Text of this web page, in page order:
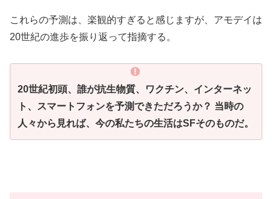
これらの予測は、楽観的すぎると感じますが、アモデイは
20世紀の進歩を振り返って指摘する。
20世紀初頭、誰が抗生物質、ワクチン、インターネッ
ト、スマートフォンを予測できただろうか？ 当時の
人々から見れば、今の私たちの生活はSFそのものだ。